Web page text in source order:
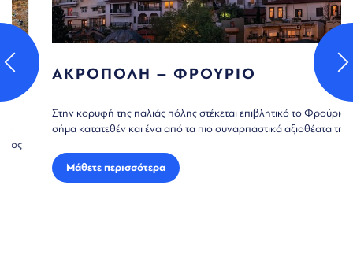
ΑΚΡΟΠΟΛΗ – ΦΡΟΥΡΙΟ
Στην κορυφή της παλιάς πόλης στέκεται επιβλητικό το Φρούριο,
σήμα κατατεθέν και ένα από τα πιο συναρπαστικά αξιοθέατα της...
Μάθετε περισσότερα